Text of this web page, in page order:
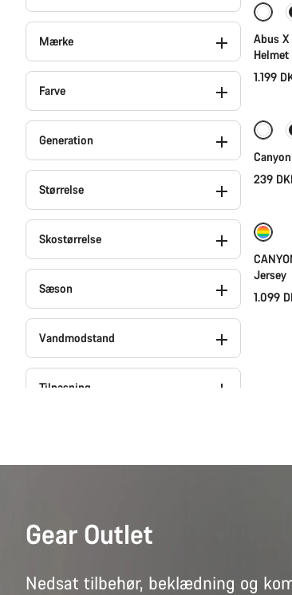
Mærke
Farve
Generation
Størrelse
Skostørrelse
Sæson
Vandmodstand
Tilpasning
Gaveinspiration (36)
Klar til alt slags vejr (9)
Abus
Helmet
1.199
239
Jersey
1.099
Gear Outlet
Nedsat tilbehør, beklædning og